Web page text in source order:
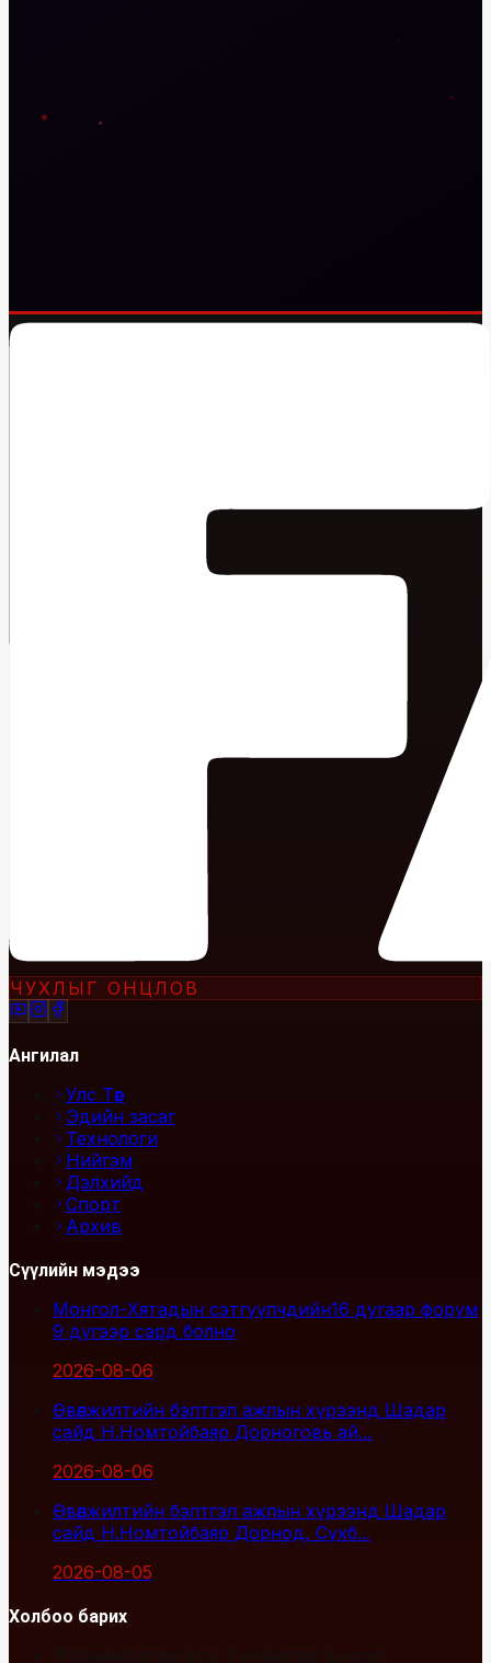
ЧУХЛЫГ ОНЦЛОВ
Ангилал
Улс Төр
Эдийн засаг
Технологи
Нийгэм
Дэлхийд
Спорт
Архив
Сүүлийн мэдээ
Монгол-Хятадын сэтгүүлчдийн16 дугаар форум
9 дүгээр сард болно
2026-08-06
Өвөлжилтийн бэлтгэл ажлын хүрээнд Шадар
сайд Н.Номтойбаяр Дорноговь ай...
2026-08-06
Өвөлжилтийн бэлтгэл ажлын хүрээнд Шадар
сайд Н.Номтойбаяр Дорнод, Сүхб...
2026-08-05
Холбоо барих